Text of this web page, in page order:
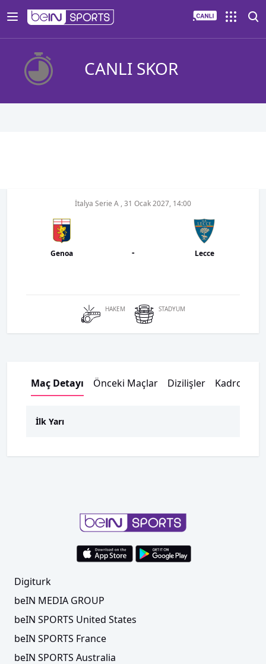
CANLI SKOR
İtalya Serie A , 31 Ocak 2027, 14:00
Genoa - Lecce
HAKEM STADYUM
Maç Detayı Önceki Maçlar Dizilişler Kadrolar
İlk Yarı
Digiturk
beIN MEDIA GROUP
beIN SPORTS United States
beIN SPORTS France
beIN SPORTS Australia